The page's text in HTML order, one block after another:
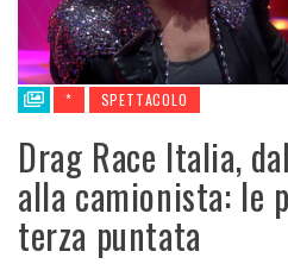
* SPETTACOLO
Drag Race Italia,
alla camionista: le
terza puntata